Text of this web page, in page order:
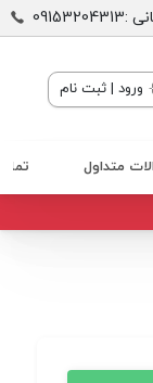
ورود | ثبت نام
متداول